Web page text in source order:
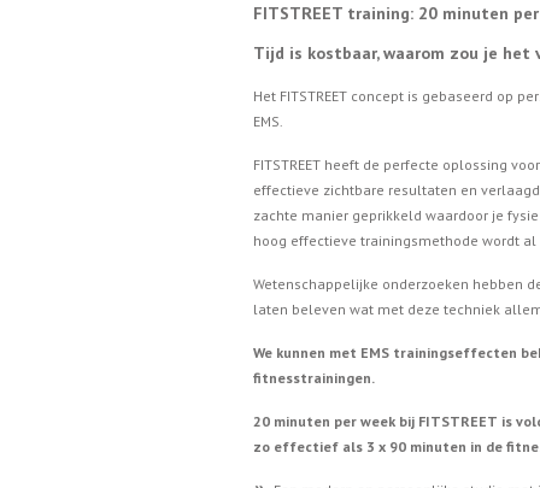
FITSTREET training: 20 minuten
Tijd is kostbaar, waarom zou je het
Het FITSTREET concept is gebaseerd op
EMS.
FITSTREET heeft de perfecte oplossing
effectieve zichtbare resultaten en
zachte manier geprikkeld waardoor je
hoog effectieve trainingsmethode wordt
Wetenschappelijke onderzoeken hebben
laten beleven wat met deze techniek
We kunnen met EMS trainingseffecten
fitnesstrainingen.
20 minuten per week bij FITSTREET is
zo effectief als 3 x 90 minuten in de